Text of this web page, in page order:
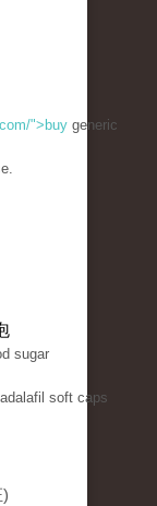
">buy generic
sugar
soft caps